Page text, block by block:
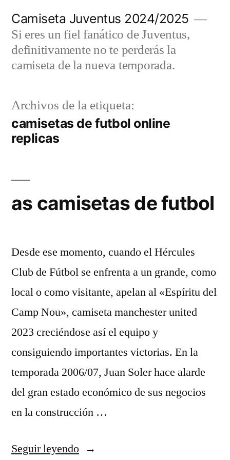
contenido
Camiseta Juventus 2024/2025
Si eres un fiel fanático de Juventus,
definitivamente no te perderás la
camiseta de la nueva temporada.
Archivos de la etiqueta:
camisetas de futbol online
replicas
as camisetas de futbol
Desde ese momento, cuando el Hércules
Club de Fútbol se enfrenta a un grande, como
local o como visitante, apelan al «Espíritu del
Camp Nou», camiseta manchester united
2023 creciéndose así el equipo y
consiguiendo importantes victorias. En la
temporada 2006/07, Juan Soler hace alarde
del gran estado económico de sus negocios
en la construcción …
Seguir leyendo«as